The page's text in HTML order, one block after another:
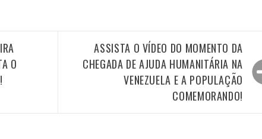
O
ASSISTA O VÍDEO DO MOMENTO DA
CHEGADA DE AJUDA HUMANITÁRIA NA
VENEZUELA E A POPULAÇÃO
COMEMORANDO!